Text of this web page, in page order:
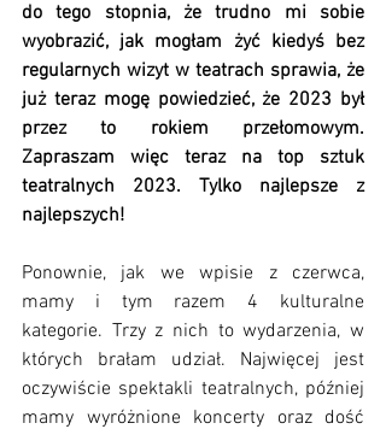
do tego stopnia, że trudno mi sobie
wyobrazić, jak mogłam żyć kiedyś bez
regularnych wizyt w teatrach sprawia, że
już teraz mogę powiedzieć, że 2023 był
przez to rokiem przełomowym.
Zapraszam więc teraz na top sztuk
teatralnych 2023. Tylko najlepsze z
najlepszych!
Ponownie, jak we wpisie z czerwca,
mamy i tym razem 4 kulturalne
kategorie. Trzy z nich to wydarzenia, w
których brałam udział. Najwięcej jest
oczywiście spektakli teatralnych, później
mamy wyróżnione koncerty oraz dość